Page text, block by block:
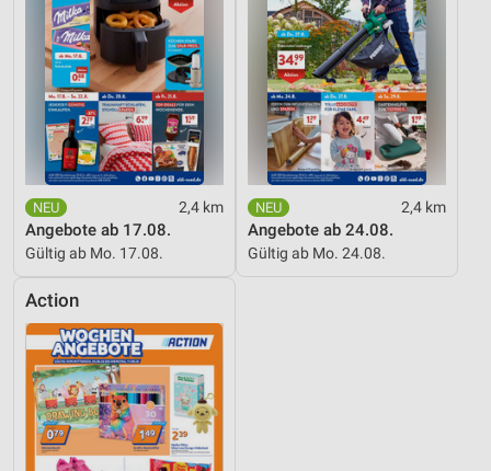
2,4 km
Angebote ab 17.08.
Gültig ab Mo. 17.08.
2,4 km
Angebote ab 24.08.
Gültig ab Mo. 24.08.
Action